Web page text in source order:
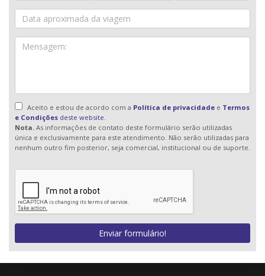
Aceito e estou de acordo com a Política de privacidadee Termos
e Condições deste website.
Nota. As informações de contato deste formulário serão utilizadas
única e exclusivamente para este atendimento. Não serão utilizadas para
nenhum outro fim posterior, seja comercial, institucional ou de suporte.
Enviar formulário!